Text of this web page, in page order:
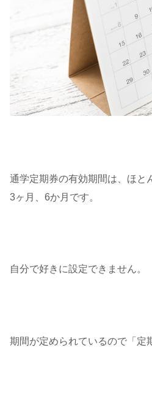
通学定期券の有効期間は、ほと
3ヶ月、6か月です。
自分で好きに設定できません。
期間が定められているので「定